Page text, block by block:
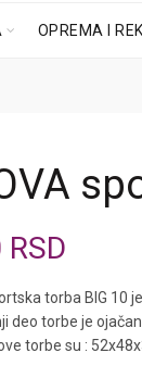
OPREMA I
RSD
torba BIG 10
deo torbe je
torbe su :